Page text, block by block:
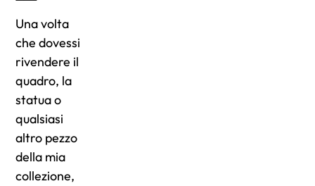
Una volta
che dovessi
rivendere il
quadro, la
statua o
qualsiasi
altro pezzo
della mia
collezione,